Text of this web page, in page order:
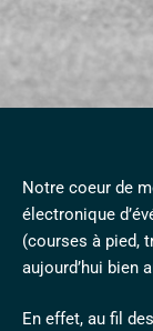
Notre coeur de
électronique
(courses à pied,
aujourd’hui bien
En effet, au fil